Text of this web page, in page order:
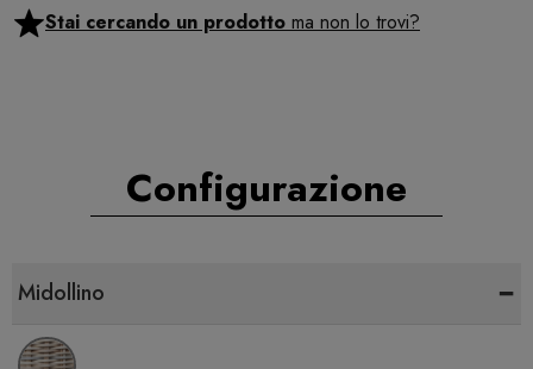
Stai cercando un prodotto ma non lo trovi?
Configurazione
Midollino -